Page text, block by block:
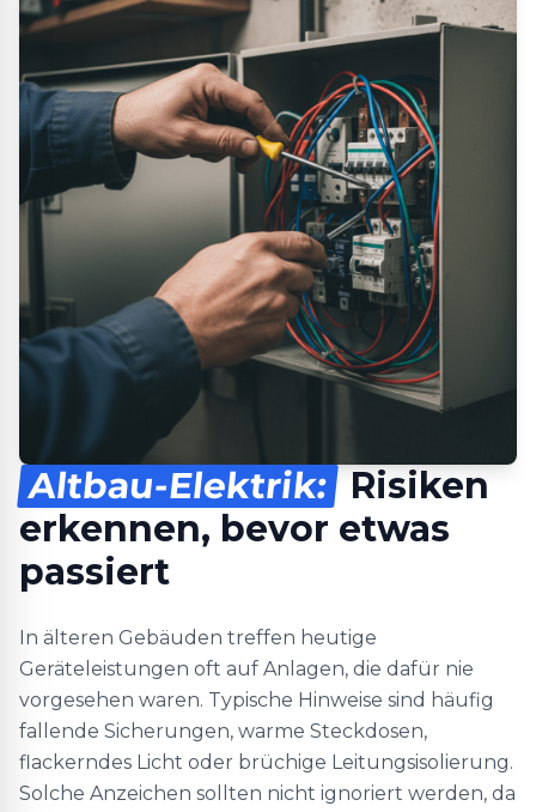
Altbau-Elektrik: Risiken
erkennen, bevor etwas
passiert
In älteren Gebäuden treffen heutige
Geräteleistungen oft auf Anlagen, die dafür nie
vorgesehen waren. Typische Hinweise sind häufig
fallende Sicherungen, warme Steckdosen,
flackerndes Licht oder brüchige Leitungsisolierung.
Solche Anzeichen sollten nicht ignoriert werden, da